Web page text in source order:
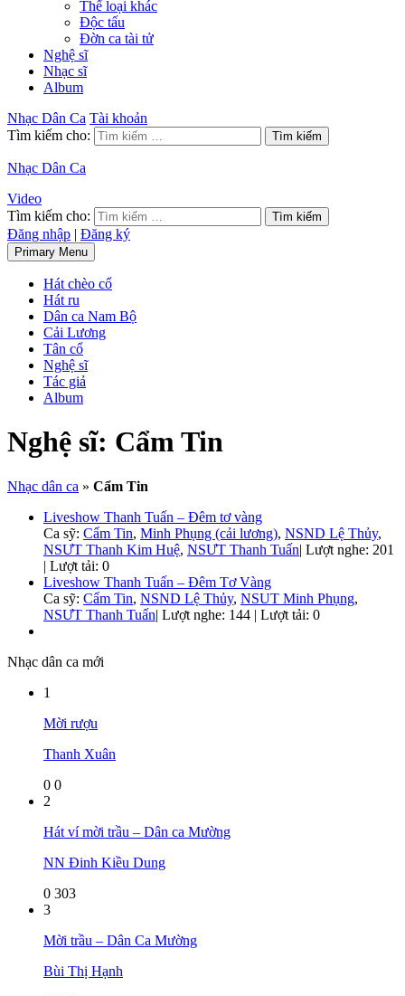
Thể loại khác
Độc tấu
Đờn ca tài tử
Nghệ sĩ
Nhạc sĩ
Album
Nhạc Dân Ca Tài khoản
Tìm kiếm cho:
Nhạc Dân Ca
Video
Tìm kiếm cho:
Đăng nhập | Đăng ký
Primary Menu
Hát chèo cổ
Hát ru
Dân ca Nam Bộ
Cải Lương
Tân cổ
Nghệ sĩ
Tác giả
Album
Nghệ sĩ: Cẩm Tin
Nhạc dân ca » Cẩm Tin
Liveshow Thanh Tuấn – Đêm tơ vàng
Ca sỹ: Cẩm Tin, Minh Phụng (cải lương), NSND Lệ Thủy,
NSƯT Thanh Kim Huệ, NSƯT Thanh Tuấn| Lượt nghe: 201
| Lượt tải: 0
Liveshow Thanh Tuấn – Đêm Tơ Vàng
Ca sỹ: Cẩm Tin, NSND Lệ Thủy, NSUT Minh Phụng,
NSƯT Thanh Tuấn| Lượt nghe: 144 | Lượt tải: 0
Nhạc dân ca mới
1
Mời rượu
Thanh Xuân
0 0
2
Hát ví mời trầu – Dân ca Mường
NN Đinh Kiều Dung
0 303
3
Mời trầu – Dân Ca Mường
Bùi Thị Hạnh